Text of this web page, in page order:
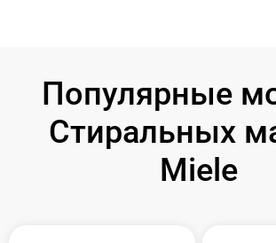
Популярные
Стиральных
Miele